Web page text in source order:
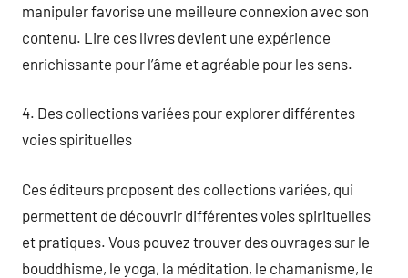
manipuler favorise une meilleure connexion avec son
contenu. Lire ces livres devient une expérience
enrichissante pour l’âme et agréable pour les sens.
4. Des collections variées pour explorer différentes
voies spirituelles
Ces éditeurs proposent des collections variées, qui
permettent de découvrir différentes voies spirituelles
et pratiques. Vous pouvez trouver des ouvrages sur le
bouddhisme, le yoga, la méditation, le chamanisme, le